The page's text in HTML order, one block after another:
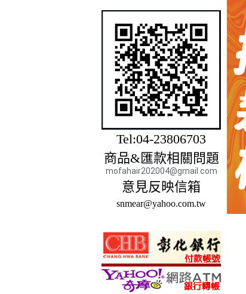
Tel:04-23806703
商品&匯款相關問題
mofahair202004@gmail.com
意見反映信箱
snmear@yahoo.com.tw